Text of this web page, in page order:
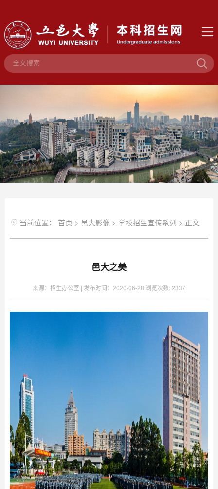
当前位置： 首页 > 邑大影像 > 学校招生宣传系列 > 正文
邑大之美
来源：招生办公室 | 发布时间：2020-06-28 浏览次数: 2337